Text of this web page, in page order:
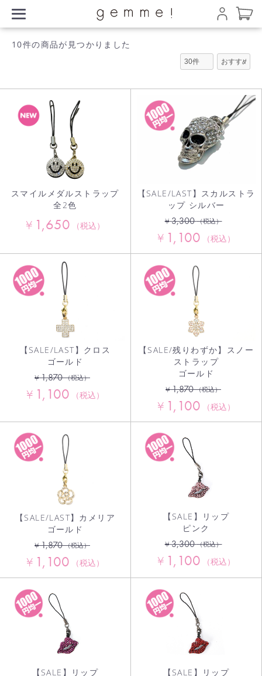
10件の商品が見つかりました
スマイルメダルストラップ
全2色
¥ 1,650 （税込）
【SALE/LAST】スカルストラ
ップ シルバー
¥3,300 （税込）
¥ 1,100 （税込）
【SALE/LAST】クロス
ゴールド
¥1,870 （税込）
¥ 1,100 （税込）
【SALE/残りわずか】スノー
ストラップ
ゴールド
¥1,870 （税込）
¥ 1,100 （税込）
【SALE/LAST】カメリア
ゴールド
¥1,870 （税込）
¥ 1,100 （税込）
【SALE】リップ
ピンク
¥3,300 （税込）
¥ 1,100 （税込）
【SALE】リップ
【SALE】リップ